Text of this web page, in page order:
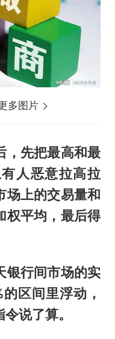
多图片
，先把最高和最
人恶意拉高拉
场上的交易量和
权平均，最后得
银行间市场的实
区间里浮动，
说了算。